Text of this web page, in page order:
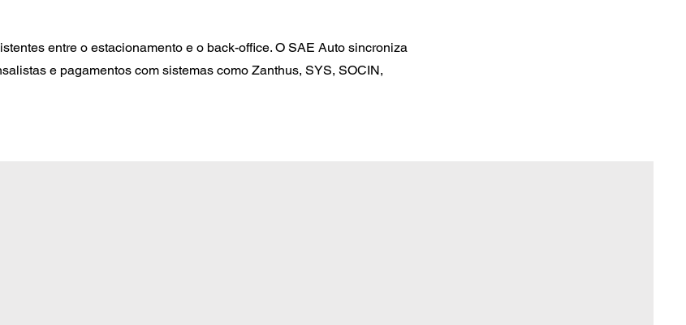
entre o estacionamento e o back-office. O SAE Auto sincroniza
e pagamentos com sistemas como Zanthus, SYS, SOCIN,